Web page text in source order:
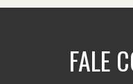
FALE